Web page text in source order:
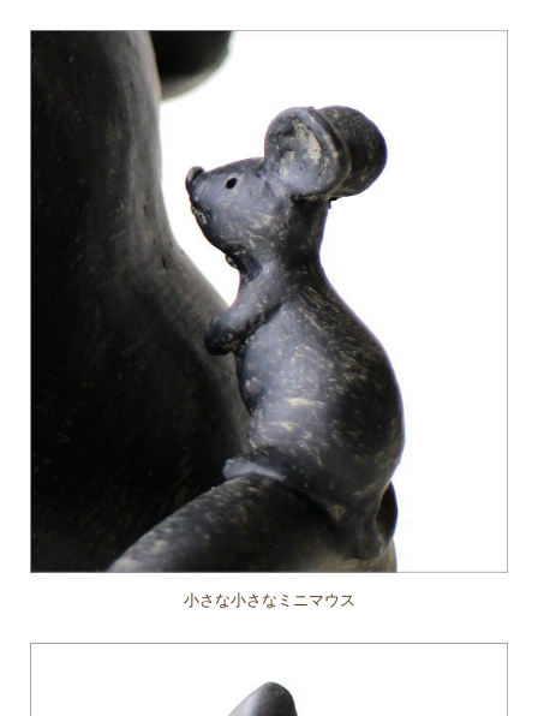
小さな小さなミニマウス